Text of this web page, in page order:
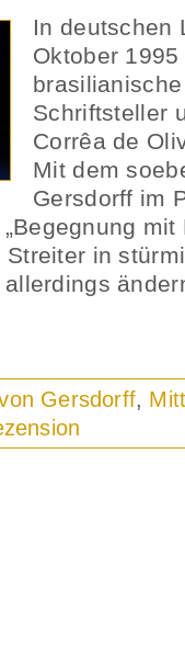
In deutschen
Oktober
Schriftsteller
Corrêa de
Mit dem
Gersdorff im
in
Gersdorff,